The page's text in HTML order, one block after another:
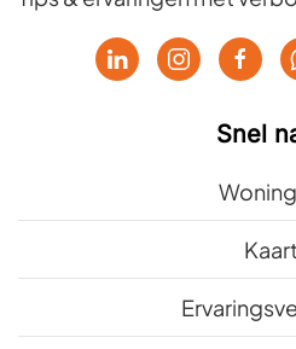
Snel
Kaart